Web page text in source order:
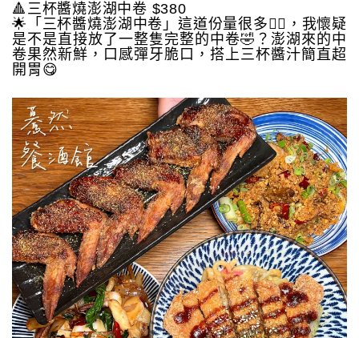
🔺三杯醬燒澎湖中卷 $380
🌟「三杯醬燒澎湖中卷」這道份量很多👍🏻，我懷疑
是不是直接放了一整隻完整的中卷🤣？澎湖來的中
卷果然新鮮，口感彈牙脆口，搭上三杯醬汁簡直超
開胃😋